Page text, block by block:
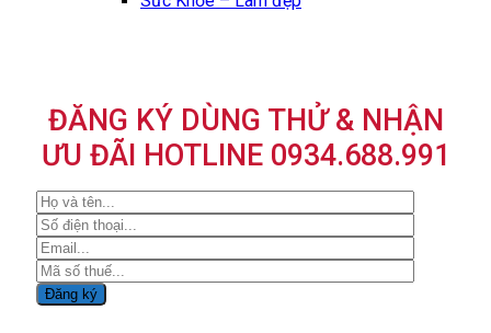
ĐĂNG KÝ DÙNG THỬ & NHẬN
ƯU ĐÃI HOTLINE 0934.688.991